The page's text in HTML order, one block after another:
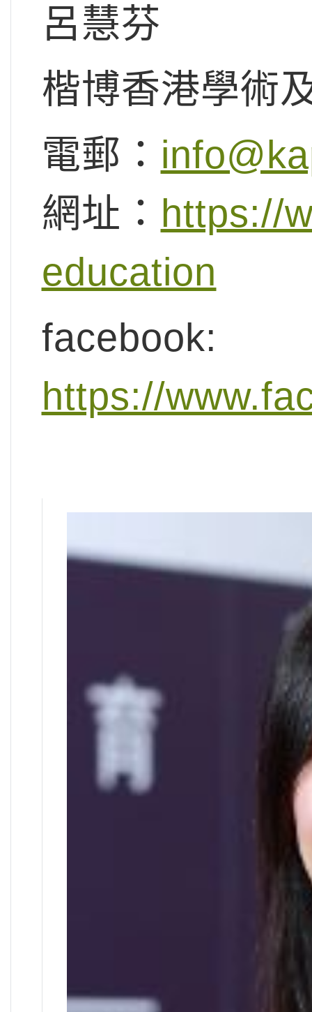
呂慧芬
楷博香港學術
電郵：
網址： https://
education
facebook:
https://